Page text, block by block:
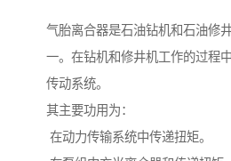
气胎离合器是石油钻机和石油修
一。在钻机和修井机工作的过程
传动系统。
其主要功用为：
在动力传输系统中传递扭矩。